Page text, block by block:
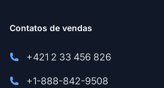
Contatos de vendas
+421 2 33 456 826
+1-888-842-9508